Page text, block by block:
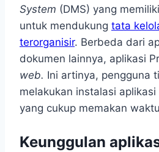
System (DMS) yang
untuk mendukung tata
terorganisir. Berbeda dari
dokumen lainnya, aplikasi
web. Ini artinya, pengguna
melakukan instalasi
yang cukup memakan
Keunggulan